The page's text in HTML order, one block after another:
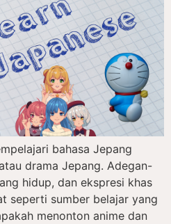
bahasa Jepang
drama Jepang. Adegan-
hidup, dan ekspresi khas
seperti sumber belajar yang
menonton anime dan